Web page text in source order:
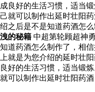
成良好的生活习惯，适当
己就可以制作出延时壮阳
绍之后是不是知道药酒怎
洩的秘籍 中超第轮顾超神
知道药酒怎么制作了，相
上就是为您介绍的延时壮
良好的生活习惯，适当锻
就可以制作出延时壮阳药